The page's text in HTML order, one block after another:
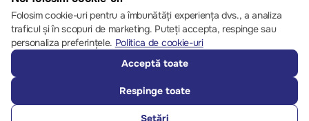
© 2013 – 2026 ECOM
Folosim cookie-uri pentru a îmbunătăți experiența dvs., a analiza
traficul și în scopuri de marketing. Puteți accepta, respinge sau
personaliza preferințele. Politica de cookie-uri
Acceptă toate
Respinge toate
Setări